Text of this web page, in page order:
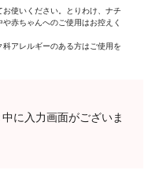
使いください。とりわけ、ナチ
赤ちゃんへのご使用はお控えく
アレルギーのある方はご使用を
に入力画面がございま